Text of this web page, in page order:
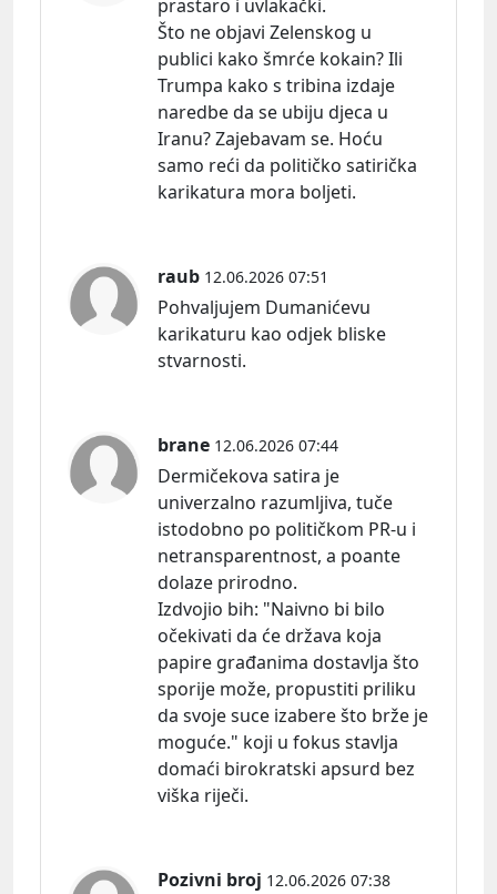
prastaro i uvlakački.
Što ne objavi Zelenskog u
publici kako šmrće kokain? Ili
Trumpa kako s tribina izdaje
naredbe da se ubiju djeca u
Iranu? Zajebavam se. Hoću
samo reći da političko satirička
karikatura mora boljeti.
raub 12.06.2026 07:51
Pohvaljujem Dumanićevu
karikaturu kao odjek bliske
stvarnosti.
brane 12.06.2026 07:44
Dermičekova satira je
univerzalno razumljiva, tuče
istodobno po političkom PR-u i
netransparentnost, a poante
dolaze prirodno.
Izdvojio bih: "Naivno bi bilo
očekivati da će država koja
papire građanima dostavlja što
sporije može, propustiti priliku
da svoje suce izabere što brže je
moguće." koji u fokus stavlja
domaći birokratski apsurd bez
viška riječi.
Pozivni broj 12.06.2026 07:38